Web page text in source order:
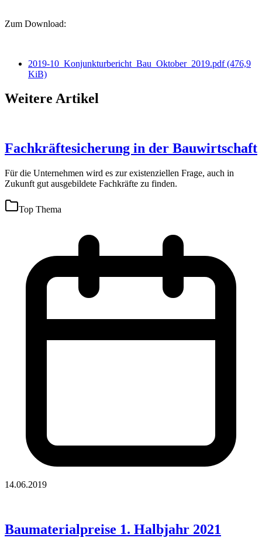
Zum Download:
2019-10_Konjunkturbericht_Bau_Oktober_2019.pdf(476,9
KiB)
Weitere Artikel
Fachkräftesicherung in der Bauwirtschaft
Für die Unternehmen wird es zur existenziellen Frage, auch in
Zukunft gut ausgebildete Fachkräfte zu finden.
Top Thema
14.06.2019
Baumaterialpreise 1. Halbjahr 2021